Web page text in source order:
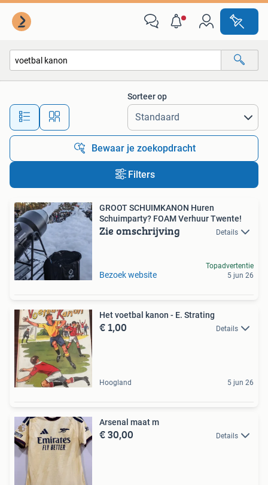
Alle afstanden…
Sorteer op
Bewaar je zoekopdracht
Filters
GROOT SCHUIMKANON Huren
Schuimparty? FOAM Verhuur Twente!
Zie omschrijving Details
Bezoek website
Topadvertentie
5 jun 26
Het voetbal kanon - E. Strating
€ 1,00 Details
Hoogland 5 jun 26
Arsenal maat m
€ 30,00 Details